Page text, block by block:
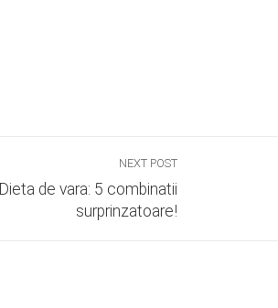
NEXT POST
Dieta de vara: 5 combinatii
surprinzatoare!